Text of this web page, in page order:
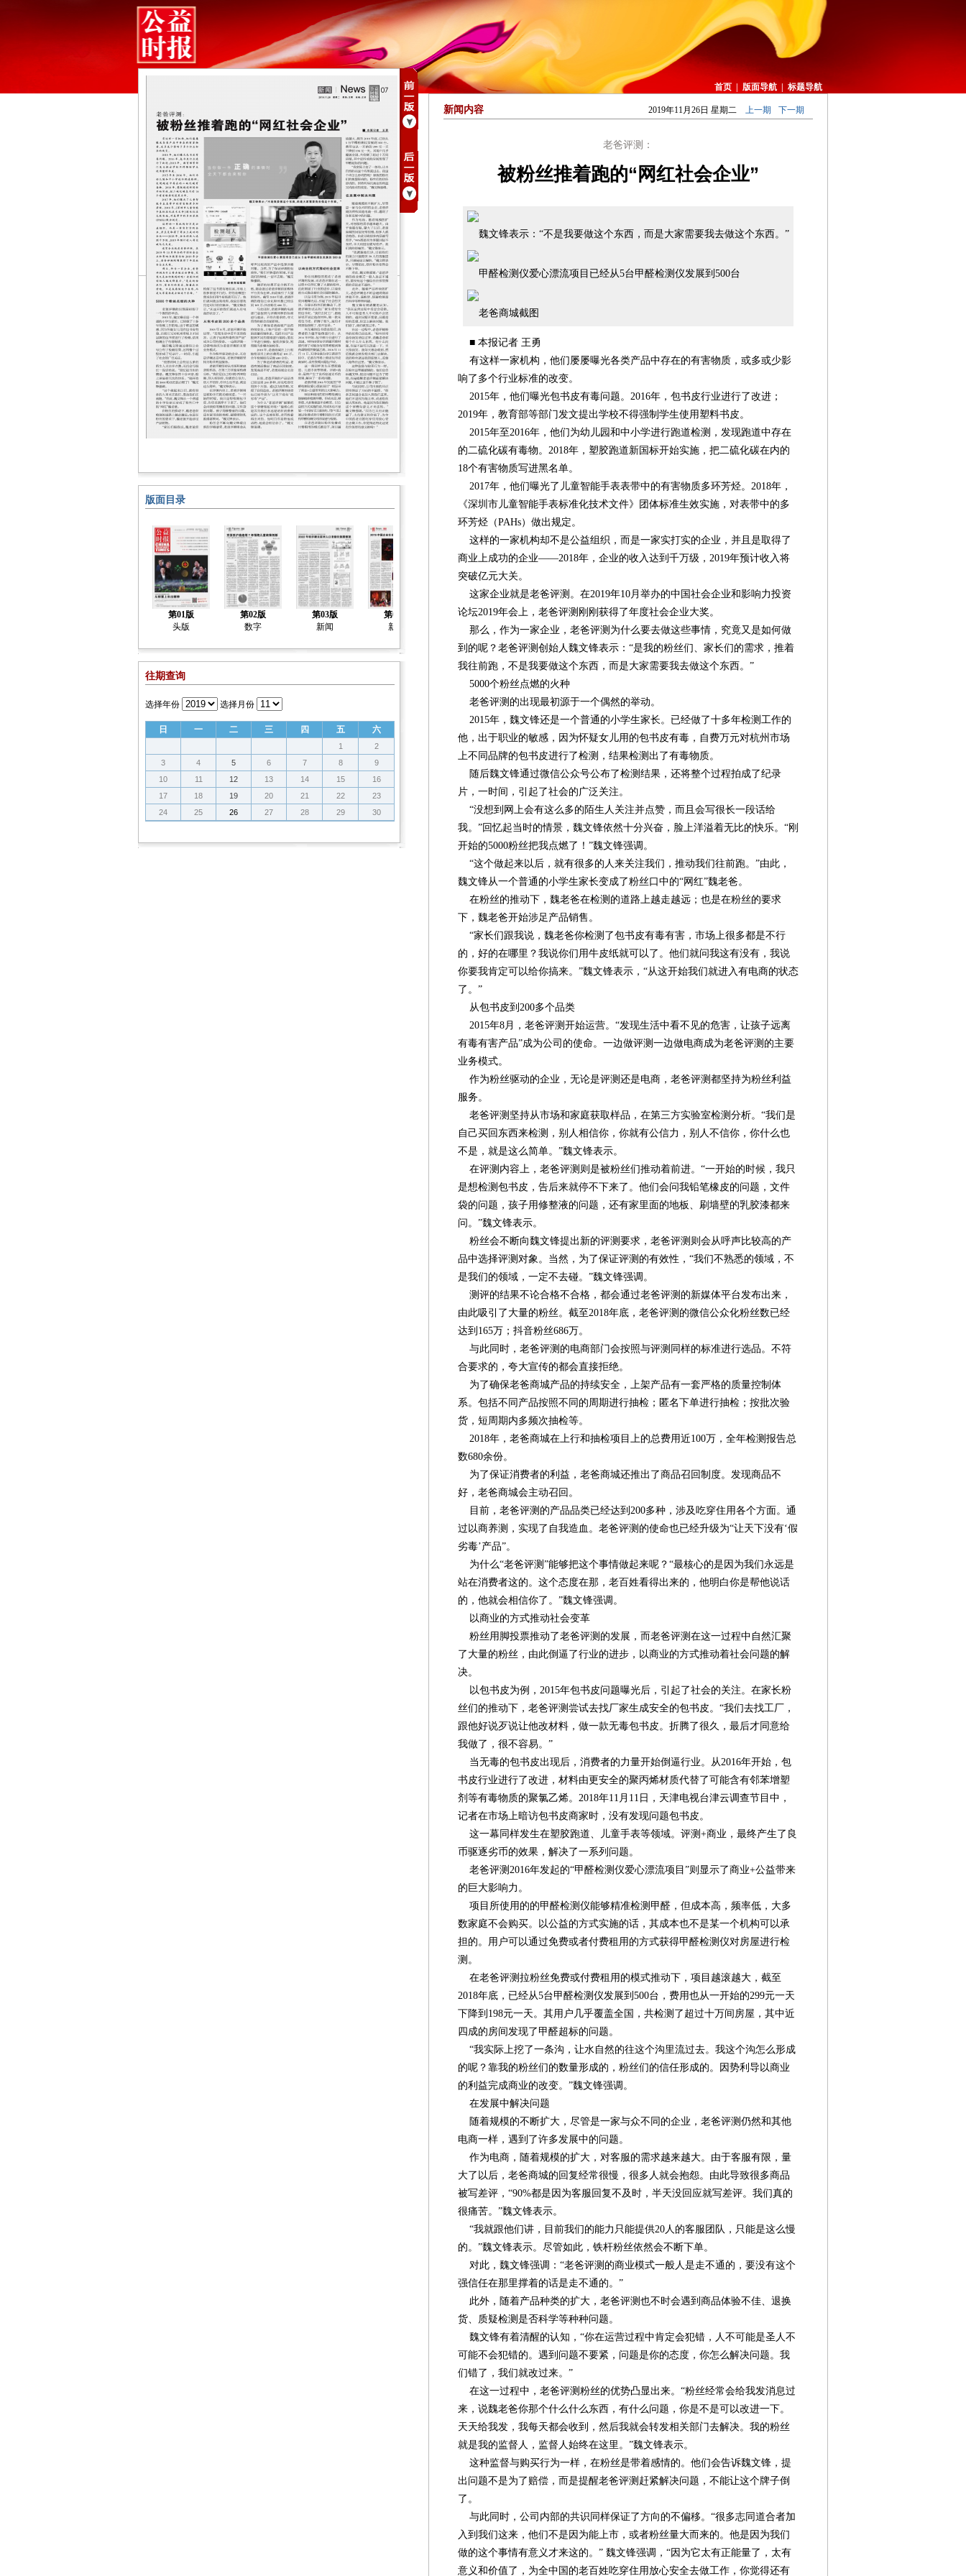
首页 版面导航 标题导航
版面目录
第01版
头版
第02版
数字
第03版
新闻
第04版
新闻
第05版
新闻
第06版
新闻
第07版
新闻
第08版
新闻
新闻
往期查询
选择年份 选择月份
日 一 二 三 四 五 六
1
2
3
4 5 6 7 8
9
10
11 12 13 14 15
16
17
18 19 20 21 22
23
24
25 26 27 28 29 30
新闻内容 2019年11月26日 星期二 上一期 下一期
老爸评测：
被粉丝推着跑的“网红社会企业”
魏文锋表示：“不是我要做这个东西，而是大家需要我去做这个东西。”
甲醛检测仪爱心漂流项目已经从5台甲醛检测仪发展到500台
老爸商城截图
■ 本报记者 王勇
有这样一家机构，他们屡屡曝光各类产品中存在的有害物质，或多或少影
响了多个行业标准的改变。
2015年，他们曝光包书皮有毒问题。2016年，包书皮行业进行了改进；
2019年，教育部等部门发文提出学校不得强制学生使用塑料书皮。
2015年至2016年，他们为幼儿园和中小学进行跑道检测，发现跑道中存在
的二硫化碳有毒物。2018年，塑胶跑道新国标开始实施，把二硫化碳在内的
18个有害物质写进黑名单。
2017年，他们曝光了儿童智能手表表带中的有害物质多环芳烃。2018年，
《深圳市儿童智能手表标准化技术文件》团体标准生效实施，对表带中的多
环芳烃（PAHs）做出规定。
这样的一家机构却不是公益组织，而是一家实打实的企业，并且是取得了
商业上成功的企业——2018年，企业的收入达到千万级，2019年预计收入将
突破亿元大关。
这家企业就是老爸评测。在2019年10月举办的中国社会企业和影响力投资
论坛2019年会上，老爸评测刚刚获得了年度社会企业大奖。
那么，作为一家企业，老爸评测为什么要去做这些事情，究竟又是如何做
到的呢？老爸评测创始人魏文锋表示：“是我的粉丝们、家长们的需求，推着
我往前跑，不是我要做这个东西，而是大家需要我去做这个东西。”
5000个粉丝点燃的火种
老爸评测的出现最初源于一个偶然的举动。
2015年，魏文锋还是一个普通的小学生家长。已经做了十多年检测工作的
他，出于职业的敏感，因为怀疑女儿用的包书皮有毒，自费万元对杭州市场
上不同品牌的包书皮进行了检测，结果检测出了有毒物质。
随后魏文锋通过微信公众号公布了检测结果，还将整个过程拍成了纪录
片，一时间，引起了社会的广泛关注。
“没想到网上会有这么多的陌生人关注并点赞，而且会写很长一段话给
我。”回忆起当时的情景，魏文锋依然十分兴奋，脸上洋溢着无比的快乐。“刚
开始的5000粉丝把我点燃了！”魏文锋强调。
“这个做起来以后，就有很多的人来关注我们，推动我们往前跑。”由此，
魏文锋从一个普通的小学生家长变成了粉丝口中的“网红”魏老爸。
在粉丝的推动下，魏老爸在检测的道路上越走越远；也是在粉丝的要求
下，魏老爸开始涉足产品销售。
“家长们跟我说，魏老爸你检测了包书皮有毒有害，市场上很多都是不行
的，好的在哪里？我说你们用牛皮纸就可以了。他们就问我这有没有，我说
你要我肯定可以给你搞来。”魏文锋表示，“从这开始我们就进入有电商的状态
了。”
从包书皮到200多个品类
2015年8月，老爸评测开始运营。“发现生活中看不见的危害，让孩子远离
有毒有害产品”成为公司的使命。一边做评测一边做电商成为老爸评测的主要
业务模式。
作为粉丝驱动的企业，无论是评测还是电商，老爸评测都坚持为粉丝利益
服务。
老爸评测坚持从市场和家庭获取样品，在第三方实验室检测分析。“我们是
自己买回东西来检测，别人相信你，你就有公信力，别人不信你，你什么也
不是，就是这么简单。”魏文锋表示。
在评测内容上，老爸评测则是被粉丝们推动着前进。“一开始的时候，我只
是想检测包书皮，告后来就停不下来了。他们会问我铅笔橡皮的问题，文件
袋的问题，孩子用修整液的问题，还有家里面的地板、刷墙壁的乳胶漆都来
问。”魏文锋表示。
粉丝会不断向魏文锋提出新的评测要求，老爸评测则会从呼声比较高的产
品中选择评测对象。当然，为了保证评测的有效性，“我们不熟悉的领域，不
是我们的领域，一定不去碰。”魏文锋强调。
测评的结果不论合格不合格，都会通过老爸评测的新媒体平台发布出来，
由此吸引了大量的粉丝。截至2018年底，老爸评测的微信公众化粉丝数已经
达到165万；抖音粉丝686万。
与此同时，老爸评测的电商部门会按照与评测同样的标准进行选品。不符
合要求的，夸大宣传的都会直接拒绝。
为了确保老爸商城产品的持续安全，上架产品有一套严格的质量控制体
系。包括不同产品按照不同的周期进行抽检；匿名下单进行抽检；按批次验
货，短周期内多频次抽检等。
2018年，老爸商城在上行和抽检项目上的总费用近100万，全年检测报告总
数680余份。
为了保证消费者的利益，老爸商城还推出了商品召回制度。发现商品不
好，老爸商城会主动召回。
目前，老爸评测的产品品类已经达到200多种，涉及吃穿住用各个方面。通
过以商养测，实现了自我造血。老爸评测的使命也已经升级为“让天下没有‘假
劣毒’产品”。
为什么“老爸评测”能够把这个事情做起来呢？“最核心的是因为我们永远是
站在消费者这的。这个态度在那，老百姓看得出来的，他明白你是帮他说话
的，他就会相信你了。”魏文锋强调。
以商业的方式推动社会变革
粉丝用脚投票推动了老爸评测的发展，而老爸评测在这一过程中自然汇聚
了大量的粉丝，由此倒逼了行业的进步，以商业的方式推动着社会问题的解
决。
以包书皮为例，2015年包书皮问题曝光后，引起了社会的关注。在家长粉
丝们的推动下，老爸评测尝试去找厂家生成安全的包书皮。“我们去找工厂，
跟他好说歹说让他改材料，做一款无毒包书皮。折腾了很久，最后才同意给
我做了，很不容易。”
当无毒的包书皮出现后，消费者的力量开始倒逼行业。从2016年开始，包
书皮行业进行了改进，材料由更安全的聚丙烯材质代替了可能含有邻苯增塑
剂等有毒物质的聚氯乙烯。2018年11月11日，天津电视台津云调查节目中，
记者在市场上暗访包书皮商家时，没有发现问题包书皮。
这一幕同样发生在塑胶跑道、儿童手表等领域。评测+商业，最终产生了良
币驱逐劣币的效果，解决了一系列问题。
老爸评测2016年发起的“甲醛检测仪爱心漂流项目”则显示了商业+公益带来
的巨大影响力。
项目所使用的的甲醛检测仪能够精准检测甲醛，但成本高，频率低，大多
数家庭不会购买。以公益的方式实施的话，其成本也不是某一个机构可以承
担的。用户可以通过免费或者付费租用的方式获得甲醛检测仪对房屋进行检
测。
在老爸评测拉粉丝免费或付费租用的模式推动下，项目越滚越大，截至
2018年底，已经从5台甲醛检测仪发展到500台，费用也从一开始的299元一天
下降到198元一天。其用户几乎覆盖全国，共检测了超过十万间房屋，其中近
四成的房间发现了甲醛超标的问题。
“我实际上挖了一条沟，让水自然的往这个沟里流过去。我这个沟怎么形成
的呢？靠我的粉丝们的数量形成的，粉丝们的信任形成的。因势利导以商业
的利益完成商业的改变。”魏文锋强调。
在发展中解决问题
随着规模的不断扩大，尽管是一家与众不同的企业，老爸评测仍然和其他
电商一样，遇到了许多发展中的问题。
作为电商，随着规模的扩大，对客服的需求越来越大。由于客服有限，量
大了以后，老爸商城的回复经常很慢，很多人就会抱怨。由此导致很多商品
被写差评，“90%都是因为客服回复不及时，半天没回应就写差评。我们真的
很痛苦。”魏文锋表示。
“我就跟他们讲，目前我们的能力只能提供20人的客服团队，只能是这么慢
的。”魏文锋表示。尽管如此，铁杆粉丝依然会不断下单。
对此，魏文锋强调：“老爸评测的商业模式一般人是走不通的，要没有这个
强信任在那里撑着的话是走不通的。”
此外，随着产品种类的扩大，老爸评测也不时会遇到商品体验不佳、退换
货、质疑检测是否科学等种种问题。
魏文锋有着清醒的认知，“你在运营过程中肯定会犯错，人不可能是圣人不
可能不会犯错的。遇到问题不要紧，问题是你的态度，你怎么解决问题。我
们错了，我们就改过来。”
在这一过程中，老爸评测粉丝的优势凸显出来。“粉丝经常会给我发消息过
来，说魏老爸你那个什么什么东西，有什么问题，你是不是可以改进一下。
天天给我发，我每天都会收到，然后我就会转发相关部门去解决。我的粉丝
就是我的监督人，监督人始终在这里。”魏文锋表示。
这种监督与购买行为一样，在粉丝是带着感情的。他们会告诉魏文锋，提
出问题不是为了赔偿，而是提醒老爸评测赶紧解决问题，不能让这个牌子倒
了。
与此同时，公司内部的共识同样保证了方向的不偏移。“很多志同道合者加
入到我们这来，他们不是因为能上市，或者粉丝量大而来的。他是因为我们
做的这个事情有意义才来这的。” 魏文锋强调，“因为它太有正能量了，太有
意义和价值了，为全中国的老百姓吃穿住用放心安全去做工作，你觉得还有